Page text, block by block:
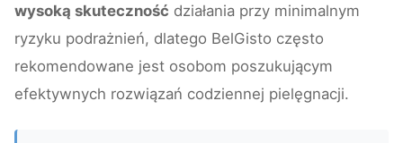
wysoką skuteczność działania przy minimalnym
ryzyku podrażnień, dlatego BelGisto często
rekomendowane jest osobom poszukującym
efektywnych rozwiązań codziennej pielęgnacji.